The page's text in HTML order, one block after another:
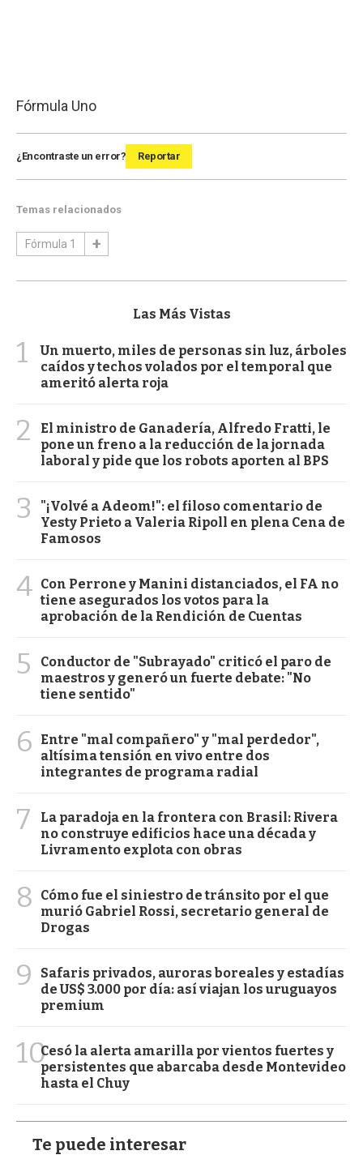
Fórmula Uno
¿Encontraste un error? Reportar
Temas relacionados
Fórmula 1
Las Más Vistas
1
Un muerto, miles de personas sin luz, árboles
caídos y techos volados por el temporal que
ameritó alerta roja
2
El ministro de Ganadería, Alfredo Fratti, le
pone un freno a la reducción de la jornada
laboral y pide que los robots aporten al BPS
3
"¡Volvé a Adeom!": el filoso comentario de
Yesty Prieto a Valeria Ripoll en plena Cena de
Famosos
4 Con Perrone y Manini distanciados, el FA no
tiene asegurados los votos para la
aprobación de la Rendición de Cuentas
5
Conductor de "Subrayado" criticó el paro de
maestros y generó un fuerte debate: "No
tiene sentido"
6
Entre "mal compañero" y "mal perdedor",
altísima tensión en vivo entre dos
integrantes de programa radial
7
La paradoja en la frontera con Brasil: Rivera
no construye edificios hace una década y
Livramento explota con obras
8
Cómo fue el siniestro de tránsito por el que
murió Gabriel Rossi, secretario general de
Drogas
9
Safaris privados, auroras boreales y estadías
de US$ 3.000 por día: así viajan los uruguayos
premium
10Cesó la alerta amarilla por vientos fuertes y
persistentes que abarcaba desde Montevideo
hasta el Chuy
Te puede interesar